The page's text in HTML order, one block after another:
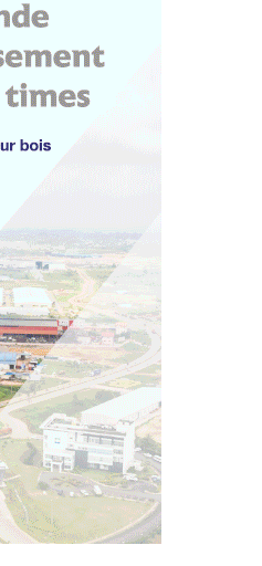
Sylvia Bongo : Entre
déni de réalité...
3 juillet 2026